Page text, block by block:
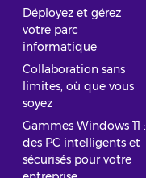
Déployez et gérez
votre parc
informatique
Collaboration sans
limites, où que vous
soyez
Gammes Windows 11 :
des PC intelligents et
sécurisés pour votre